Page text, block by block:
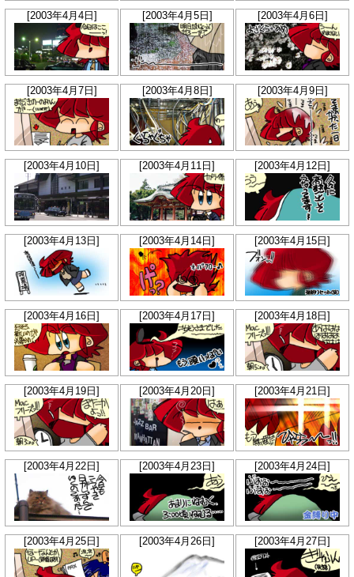
[2003年4月4日] [2003年4月5日] [2003年4月6日]
[2003年4月7日] [2003年4月8日] [2003年4月9日]
[2003年4月10日] [2003年4月11日] [2003年4月12日]
[2003年4月13日] [2003年4月14日] [2003年4月15日]
[2003年4月16日] [2003年4月17日] [2003年4月18日]
[2003年4月19日] [2003年4月20日] [2003年4月21日]
[2003年4月22日] [2003年4月23日] [2003年4月24日]
[2003年4月25日] [2003年4月26日] [2003年4月27日]